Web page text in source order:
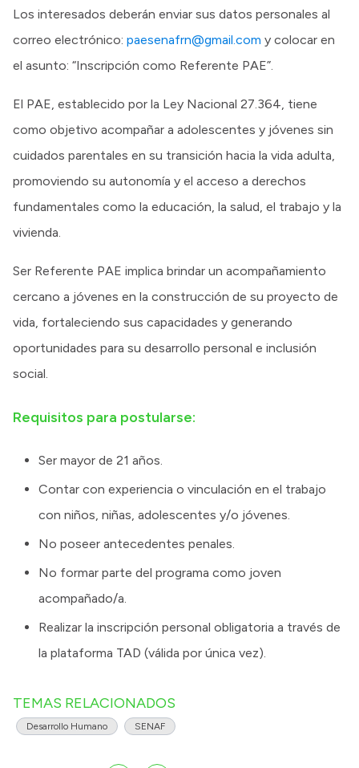
Los interesados deberán enviar sus datos personales al
correo electrónico: paesenafrn@gmail.com y colocar en
el asunto: “Inscripción como Referente PAE”.
El PAE, establecido por la Ley Nacional 27.364, tiene
como objetivo acompañar a adolescentes y jóvenes sin
cuidados parentales en su transición hacia la vida adulta,
promoviendo su autonomía y el acceso a derechos
fundamentales como la educación, la salud, el trabajo y la
vivienda.
Ser Referente PAE implica brindar un acompañamiento
cercano a jóvenes en la construcción de su proyecto de
vida, fortaleciendo sus capacidades y generando
oportunidades para su desarrollo personal e inclusión
social.
Requisitos para postularse:
Ser mayor de 21 años.
Contar con experiencia o vinculación en el trabajo
con niños, niñas, adolescentes y/o jóvenes.
No poseer antecedentes penales.
No formar parte del programa como joven
acompañado/a.
Realizar la inscripción personal obligatoria a través de
la plataforma TAD (válida por única vez).
TEMAS RELACIONADOS
Desarrollo Humano SENAF